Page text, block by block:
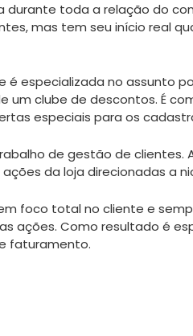
toda a relação do
mas tem seu início real
é especializada no assunto
um clube de descontos. É
especiais para os
de gestão de clientes.
da loja direcionadas a
foco total no cliente e
ações. Como resultado é
faturamento.